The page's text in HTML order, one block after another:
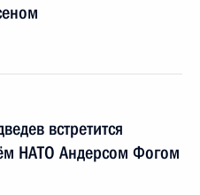
встретится
НАТО Андерсом Фогом